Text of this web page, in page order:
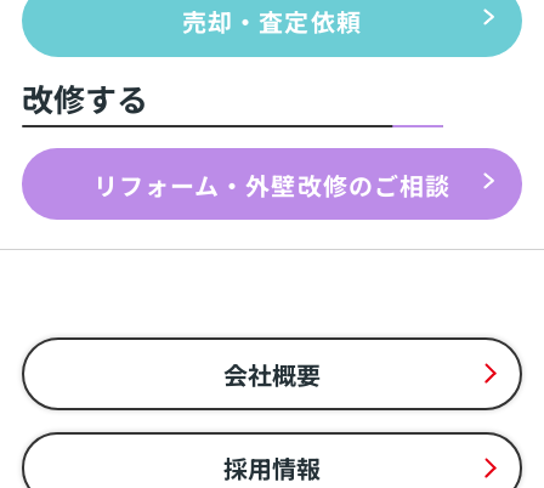
売却・査定依頼
改修する
リフォーム・外壁改修のご相談
会社概要
採用情報